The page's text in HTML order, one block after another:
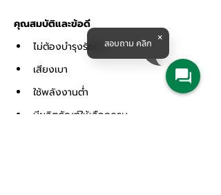
คุณสมบัติและข้อดี
ไม่ต้องบำรุงรักษา
เสียงเบา
ใช้พลังงานต่ำ
มีผลิตภัณฑ์ให้เลือกครบ
สอบถาม คลิก